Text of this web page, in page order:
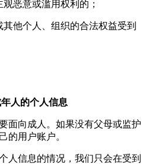
恶意或滥用权利的；
他个人、组织的合法权益受到
人的个人信息
面向成人。如果没有父母或监护
的用户账户。
人信息的情况，我们只会在受到